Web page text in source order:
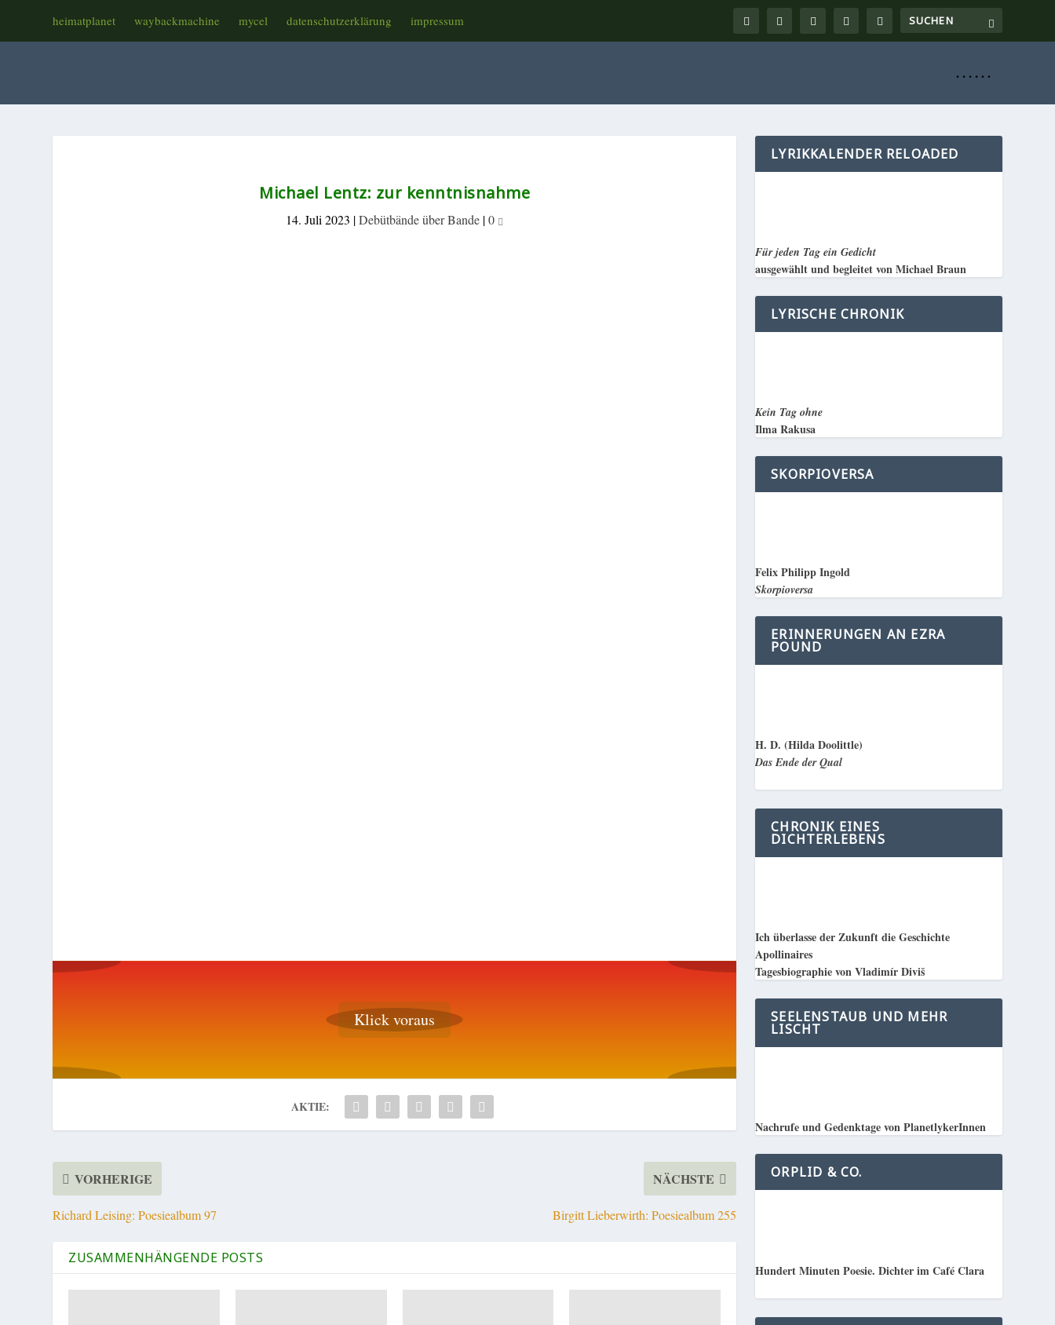
heimatplanet waybackmachine mycel datenschutzerklärung impressum
. . . . . .
Michael Lentz: zur kenntnisnahme
14. Juli 2023 |Debütbände über Bande |0
Klick voraus
AKTIE:
VORHERIGE
Richard Leising: Poesiealbum 97
NÄCHSTE
Birgitt Lieberwirth: Poesiealbum 255
ZUSAMMENHÄNGENDE POSTS
LYRIKKALENDER RELOADED
Für jeden Tag ein Gedicht
ausgewählt und begleitet von Michael Braun
LYRISCHE CHRONIK
Kein Tag ohne
Ilma Rakusa
SKORPIOVERSA
Felix Philipp Ingold
Skorpioversa
ERINNERUNGEN AN EZRA
POUND
H. D. (Hilda Doolittle)
Das Ende der Qual
CHRONIK EINES
DICHTERLEBENS
Ich überlasse der Zukunft die Geschichte
Apollinaires
Tagesbiographie von Vladimír Diviš
SEELENSTAUB UND MEHR
LISCHT
Nachrufe und Gedenktage von PlanetlykerInnen
ORPLID & CO.
Hundert Minuten Poesie. Dichter im Café Clara